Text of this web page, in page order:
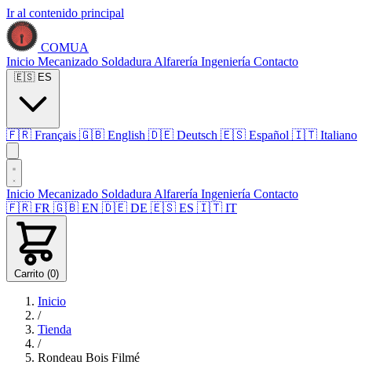
Ir al contenido principal
COMUA
Inicio Mecanizado Soldadura Alfarería Ingeniería Contacto
🇪🇸
🇫🇷 Français 🇬🇧 English 🇩🇪 Deutsch 🇪🇸 Español 🇮🇹 Italiano
Inicio Mecanizado Soldadura Alfarería Ingeniería Contacto
🇫🇷 FR 🇬🇧 EN 🇩🇪 DE 🇪🇸 ES 🇮🇹 IT
Carrito (0)
Inicio
/
Tienda
/
Rondeau Bois Filmé